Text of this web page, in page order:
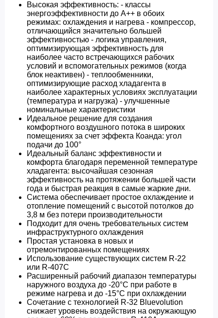
Высокая эффективность: - классы
энергоэффективности до A++ в обоих
режимах: охлаждения и нагрева - компрессор,
отличающийся значительно большей
эффективностью - логика управления,
оптимизирующая эффективность для
наиболее часто встречающихся рабочих
условий и вспомогательных режимов (когда
блок неактивен) - теплообменники,
оптимизирующие расход хладагента в
наиболее характерных условиях эксплуатации
(температура и нагрузка) - улучшенные
номинальные характеристики
Идеальное решение для создания
комфортного воздушного потока в широких
помещениях за счет эффекта Коанда: угол
подачи до 100°
Идеальный баланс эффективности и
комфорта благодаря переменной температуре
хладагента: высочайшая сезонная
эффективность на протяжении большей части
года и быстрая реакция в самые жаркие дни.
Система обеспечивает простое охлаждение и
отопление помещений с высотой потолков до
3,8 м без потери производительности
Подходит для очень требовательных систем
инфраструктурного охлаждения
Простая установка в новых и
отремонтированных помещениях
Использование существующих систем R-22
или R-407C
Расширенный рабочий диапазон температуры
наружного воздуха до -20°C при работе в
режиме нагрева и до -15°С при охлаждении
Сочетание с технологией R-32 Bluevolution
снижает уровень воздействия на окружающую